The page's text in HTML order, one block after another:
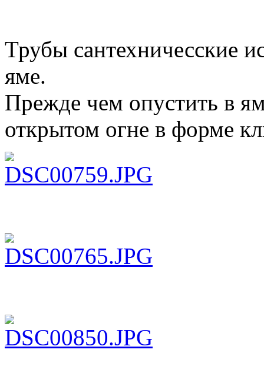
Трубы сантехничесские
яме.
Прежде чем опустить в
открытом огне в форме